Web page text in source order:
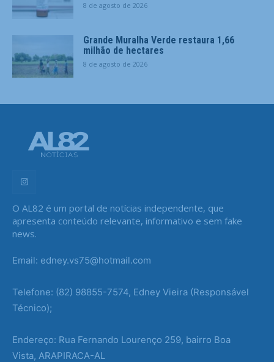
8 de agosto de 2026
Grande Muralha Verde restaura 1,66
milhão de hectares
8 de agosto de 2026
O AL82 é um portal de notícias independente, que
apresenta conteúdo relevante, informativo e sem fake
news.
Email: edney.vs75@hotmail.com
Telefone: (82) 98855-7574, Edney Vieira (Responsável
Técnico);
Endereço: Rua Fernando Lourenço 259, bairro Boa
Vista, ARAPIRACA-AL